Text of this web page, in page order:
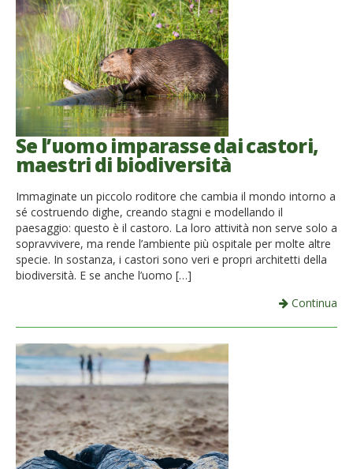
Se l’uomo imparasse dai castori,
maestri di biodiversità
Immaginate un piccolo roditore che cambia il mondo intorno a
sé costruendo dighe, creando stagni e modellando il
paesaggio: questo è il castoro. La loro attività non serve solo a
sopravvivere, ma rende l’ambiente più ospitale per molte altre
specie. In sostanza, i castori sono veri e propri architetti della
biodiversità. E se anche l’uomo […]
Continua